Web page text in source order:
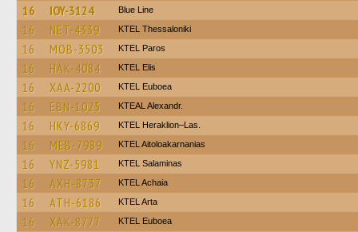
16 IOY-3124 Blue Line
16 NET-4339 KTEL Thessaloniki
16 MOB-3503 KTEL Paros
16 HAK-4084 KTEL Elis
16 XAA-2200 ΚΤΕL Euboea
16 EBN-1025 KTEAL Alexandr.
16 HKY-6869 KTEL Heraklion–Las.
16 MEB-7989 KTEL Aitoloakarnanias
16 YNZ-5981 KTEL Salaminas
16 AXH-8737 KTEL Achaia
16 ATH-6186 KTEL Arta
16 XAK-8777 ΚΤΕL Euboea